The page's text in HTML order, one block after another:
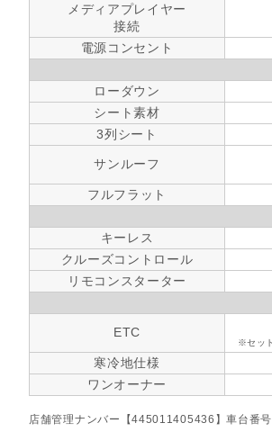
メディアプレイヤー
接続
電源コンセント
ローダウン
シート素材
3列シート
サンルーフ
フルフラット
キーレス
クルーズコントロール
リモコンスターター
ETC
※セッ
寒冷地仕様
ワンオーナー
店舗管理ナンバー【445011405436】車台番号